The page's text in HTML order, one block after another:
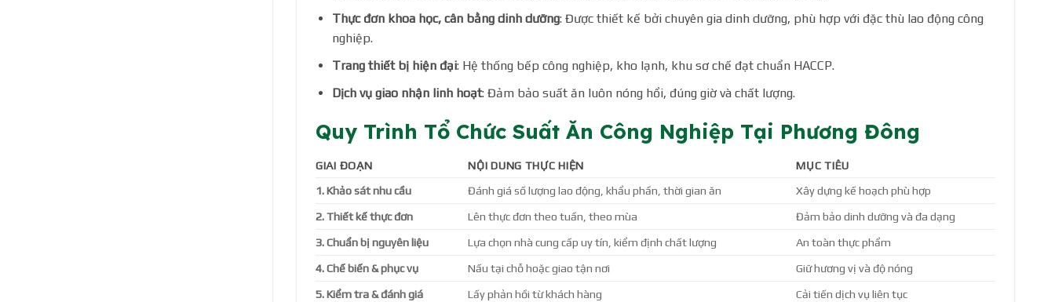
Thực đơn khoa học, cân bằng dinh dưỡng: Được thiết kế bởi chuyên gia dinh dưỡng, phù hợp với đặc thù lao động công
nghiệp.
Trang thiết bị hiện đại: Hệ thống bếp công nghiệp, kho lạnh, khu sơ chế đạt chuẩn HACCP.
Dịch vụ giao nhận linh hoạt: Đảm bảo suất ăn luôn nóng hổi, đúng giờ và chất lượng.
Quy Trình Tổ Chức Suất Ăn Công Nghiệp Tại Phương Đông
GIAI ĐOẠN NỘI DUNG THỰC HIỆN
MỤC TIÊU
1. Khảo sát nhu cầu
Đánh giá số lượng lao động, khẩu phần, thời gian ăn Xây dựng kế hoạch phù hợp
2. Thiết kế thực đơn Lên thực đơn theo tuần, theo mùa Đảm bảo dinh dưỡng và đa dạng
3. Chuẩn bị nguyên liệu Lựa chọn nhà cung cấp uy tín, kiểm định chất lượng An toàn thực phẩm
4. Chế biến & phục vụ Nấu tại chỗ hoặc giao tận nơi Giữ hương vị và độ nóng
5. Kiểm tra & đánh giá Lấy phản hồi từ khách hàng Cải tiến dịch vụ liên tục